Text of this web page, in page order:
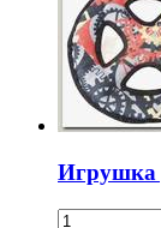
Игрушка